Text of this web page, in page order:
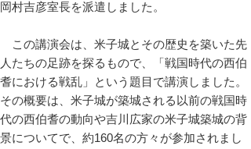
岡村吉彦室長を派遣しました。
この講演会は、米子城とその歴史を築いた先
人たちの足跡を探るもので、「戦国時代の西伯
耆における戦乱」という題目で講演しました。
その概要は、米子城が築城される以前の戦国時
代の西伯耆の動向や吉川広家の米子城築城の背
景についてで、約160名の方々が参加されまし